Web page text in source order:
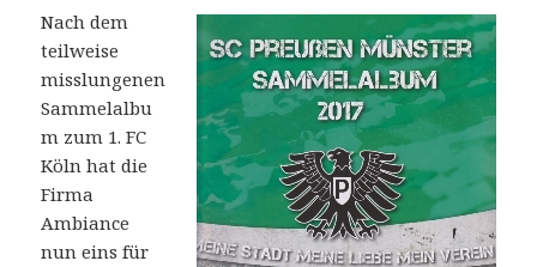
Nach dem
teilweise
misslungenen
Sammelalbu
m zum 1. FC
Köln hat die
Firma
Ambiance
nun eins für